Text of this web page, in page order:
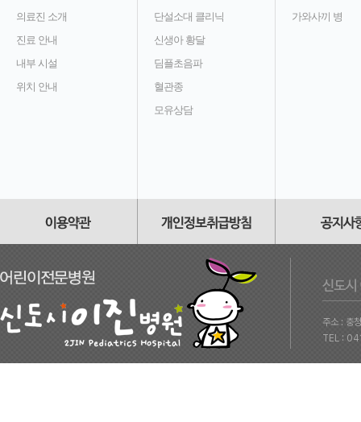
의료진 소개
진료 안내
내부 시설
위치 안내
단설소대 클리닉
신생아 황달
딤플초음파
혈관종
모유상담
가와사끼 병
주소 : 충
TEL :